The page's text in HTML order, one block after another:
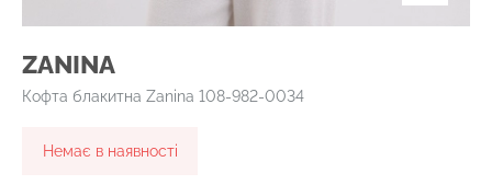
ZANINA
Кофта блакитна Zanina 108-982-0034
Немає в наявності